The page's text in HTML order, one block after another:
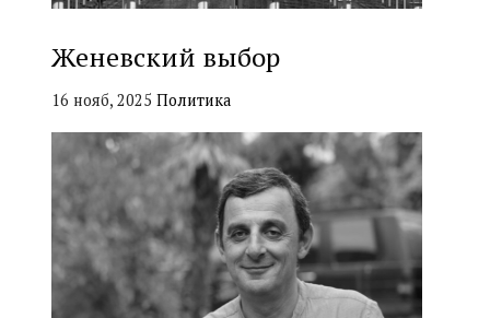
Женевский выбор
16 нояб, 2025 Политика